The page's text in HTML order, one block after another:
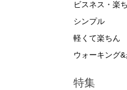
ビスネス・楽
シンプル
軽くて楽ちん
ウォーキング
特集